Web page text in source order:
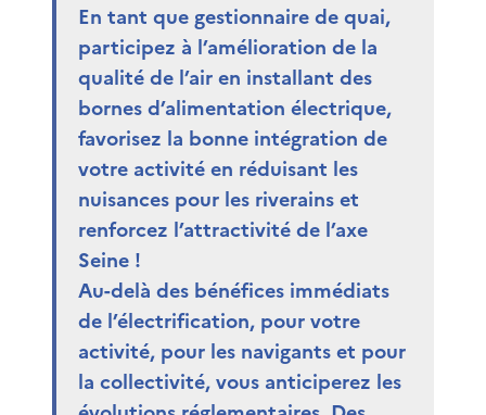
En tant que gestionnaire de quai,
participez à l’amélioration de la
qualité de l’air en installant des
bornes d’alimentation électrique,
favorisez la bonne intégration de
votre activité en réduisant les
nuisances pour les riverains et
renforcez l’attractivité de l’axe
Seine !
Au-delà des bénéfices immédiats
de l’électrification, pour votre
activité, pour les navigants et pour
la collectivité, vous anticiperez les